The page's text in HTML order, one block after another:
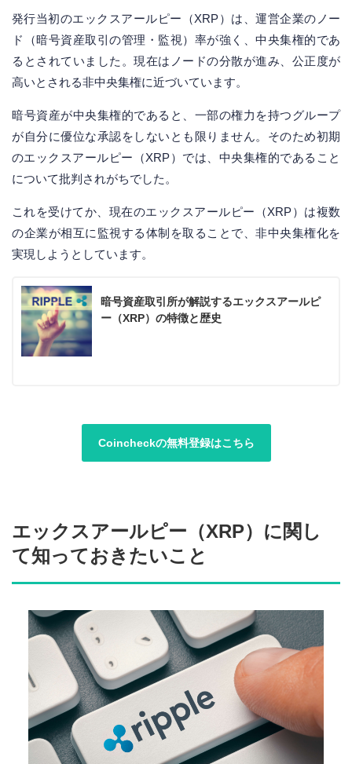
発行当初のエックスアールピー（XRP）は、運営企業のノー
ド（暗号資産取引の管理・監視）率が強く、中央集権的であ
るとされていました。現在はノードの分散が進み、公正度が
高いとされる非中央集権に近づいています。
暗号資産が中央集権的であると、一部の権力を持つグループ
が自分に優位な承認をしないとも限りません。そのため初期
のエックスアールピー（XRP）では、中央集権的であること
について批判されがちでした。
これを受けてか、現在のエックスアールピー（XRP）は複数
の企業が相互に監視する体制を取ることで、非中央集権化を
実現しようとしています。
暗号資産取引所が解説するエックスアールピ
ー（XRP）の特徴と歴史
Coincheckの無料登録はこちら
エックスアールピー（XRP）に関し
て知っておきたいこと